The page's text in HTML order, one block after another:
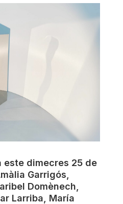
este dimecres 25 de
Garrigós,
Domènech,
Larriba, María